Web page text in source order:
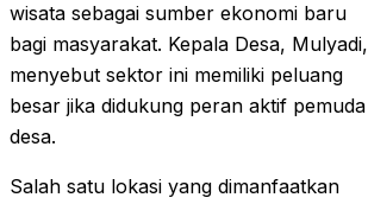
wisata sebagai sumber ekonomi baru
bagi masyarakat. Kepala Desa, Mulyadi,
menyebut sektor ini memiliki peluang
besar jika didukung peran aktif pemuda
desa.
Salah satu lokasi yang dimanfaatkan